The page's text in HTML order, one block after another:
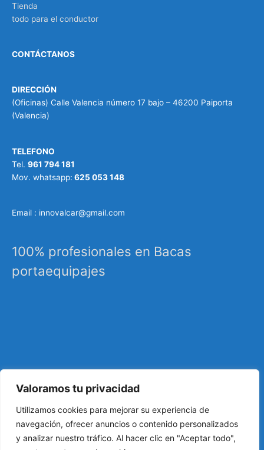
Valoramos tu privacidad
Utilizamos cookies para mejorar su experiencia de
navegación, ofrecer anuncios o contenido personalizados
y analizar nuestro tráfico. Al hacer clic en "Aceptar todo",
Tienda
todo para el conductor
CONTÁCTANOS
DIRECCIÓN
(Oficinas) Calle Valencia número 17 bajo – 46200 Paiporta
(Valencia)
TELEFONO
Tel. 961 794 181
Mov. whatsapp: 625 053 148
Email : innovalcar@gmail.com
100% profesionales en Bacas
portaequipajes
industriales, barras de techo, carrocería, etc…